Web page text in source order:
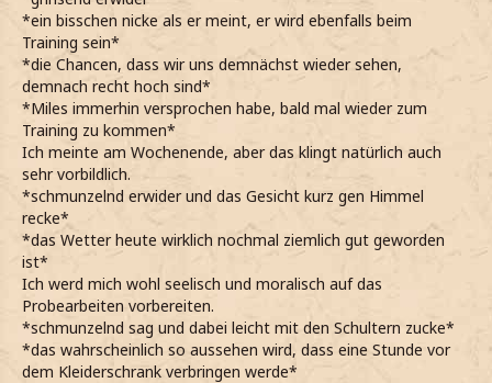
*ein bisschen nicke als er meint, er wird ebenfalls beim
Training sein*
*die Chancen, dass wir uns demnächst wieder sehen,
demnach recht hoch sind*
*Miles immerhin versprochen habe, bald mal wieder zum
Training zu kommen*
Ich meinte am Wochenende, aber das klingt natürlich auch
sehr vorbildlich.
*schmunzelnd erwider und das Gesicht kurz gen Himmel
recke*
*das Wetter heute wirklich nochmal ziemlich gut geworden
ist*
Ich werd mich wohl seelisch und moralisch auf das
Probearbeiten vorbereiten.
*schmunzelnd sag und dabei leicht mit den Schultern zucke*
*das wahrscheinlich so aussehen wird, dass eine Stunde vor
dem Kleiderschrank verbringen werde*